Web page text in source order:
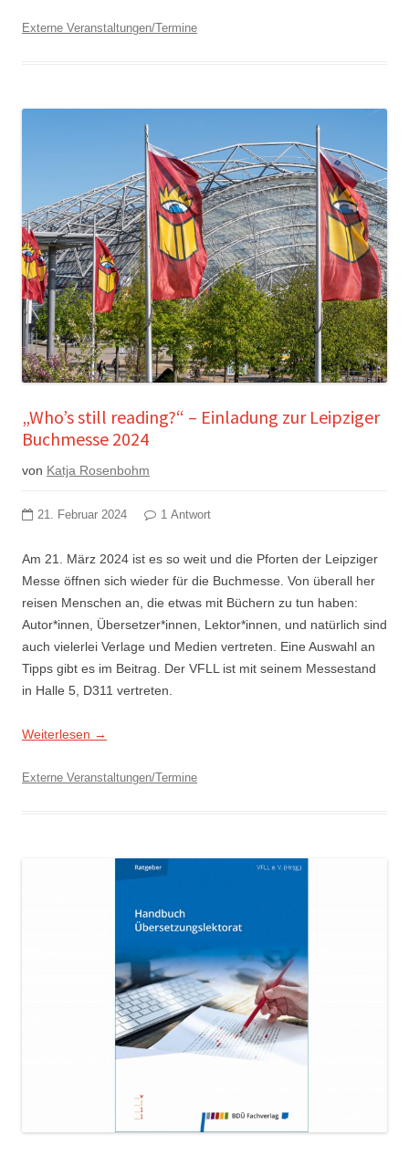
Externe Veranstaltungen/Termine
„Who’s still reading?“ – Einladung zur Leipziger
Buchmesse 2024
von Katja Rosenbohm
21. Februar 2024 1 Antwort
Am 21. März 2024 ist es so weit und die Pforten der Leipziger
Messe öffnen sich wieder für die Buchmesse. Von überall her
reisen Menschen an, die etwas mit Büchern zu tun haben:
Autor*innen, Übersetzer*innen, Lektor*innen, und natürlich sind
auch vielerlei Verlage und Medien vertreten. Eine Auswahl an
Tipps gibt es im Beitrag. Der VFLL ist mit seinem Messestand
in Halle 5, D311 vertreten.
Weiterlesen →
Externe Veranstaltungen/Termine